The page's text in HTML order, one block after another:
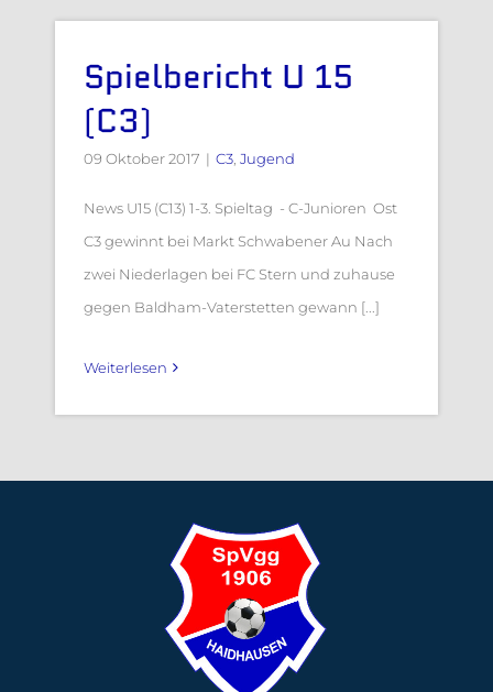
Spielbericht U 15
(C3)
09 Oktober 2017 | C3, Jugend
News U15 (C13) 1-3. Spieltag - C-Junioren Ost
C3 gewinnt bei Markt Schwabener Au Nach
zwei Niederlagen bei FC Stern und zuhause
gegen Baldham-Vaterstetten gewann [...]
Weiterlesen